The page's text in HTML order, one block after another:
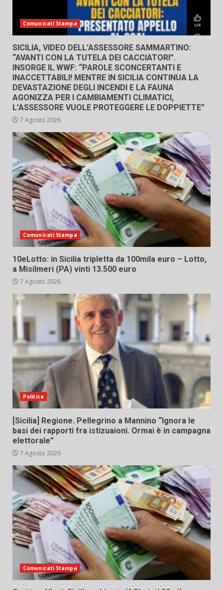
Comunicati Stampa
SICILIA, VIDEO DELL’ASSESSORE SAMMARTINO:
“AVANTI CON LA TUTELA DEI CACCIATORI”.
INSORGE IL WWF: “PAROLE SCONCERTANTI E
INACCETTABILI! MENTRE IN SICILIA CONTINUA LA
DEVASTAZIONE DEGLI INCENDI E LA FAUNA
AGONIZZA PER I CAMBIAMENTI CLIMATICI,
L’ASSESSORE VUOLE PROTEGGERE LE DOPPIETTE”
7 Agosto 2026
Comunicati Stampa
10eLotto: in Sicilia tripletta da 100mila euro – Lotto,
a Misilmeri (PA) vinti 13.500 euro
7 Agosto 2026
Politica
[Sicilia] Regione. Pellegrino a Mannino “Ignora le
basi dei rapporti fra istizuaioni. Ormai è in campagna
elettorale”
7 Agosto 2026
Comunicati Stampa